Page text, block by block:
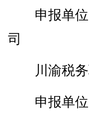
申报单位
司
川渝税务
申报单位